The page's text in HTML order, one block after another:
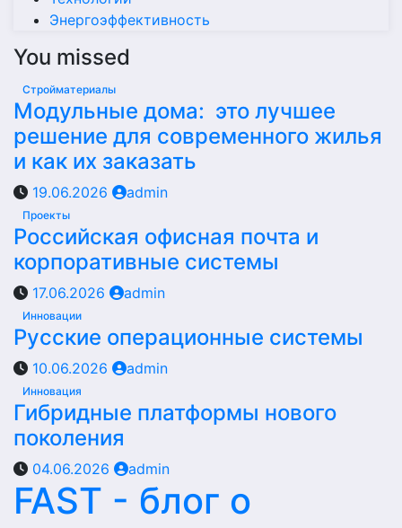
Энергоэффективность
You missed
Стройматериалы
Модульные дома: это лучшее
решение для современного жилья
и как их заказать
19.06.2026 admin
Проекты
Российская офисная почта и
корпоративные системы
17.06.2026 admin
Инновации
Русские операционные системы
10.06.2026 admin
Инновация
Гибридные платформы нового
поколения
04.06.2026 admin
FAST - блог о